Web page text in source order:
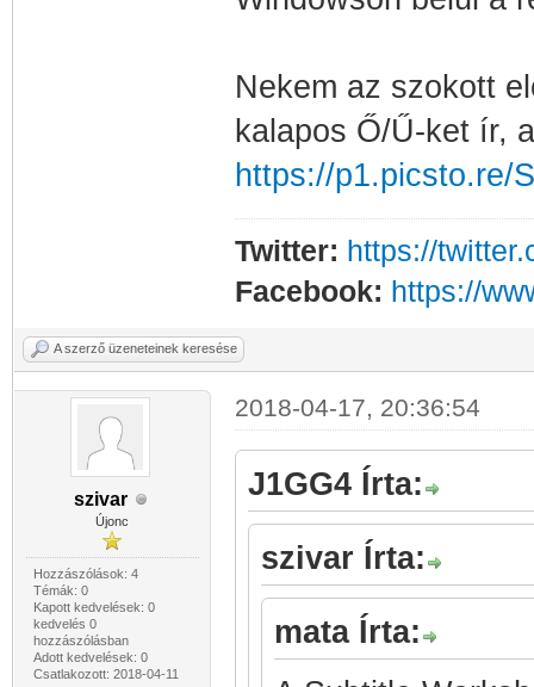
Nekem az szokott
kalapos Ő/Ű-ket ír,
https://p1.picsto.re/
Twitter: https://
Facebook: https://
A szerző üzeneteinek keresése
szivar
Újonc
Hozzászólások: 4
Témák: 0
Kapott kedvelések: 0
kedvelés 0
hozzászólásban
Adott kedvelések: 0
Csatlakozott: 2018-04-11
2018-04-17, 20:36:54
J1GG4 Írta:
szivar Írta:
mata Írta: